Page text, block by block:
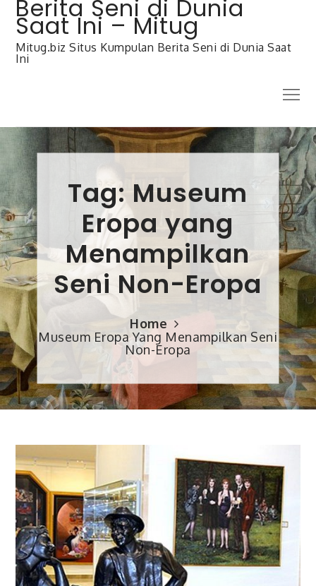
Skip
content
Berita Seni di Dunia
Saat Ini – Mitug
Mitug.biz Situs Kumpulan Berita Seni di Dunia Saat
Ini
Menu
Tag: Museum
Eropa yang
Menampilkan
Seni Non-Eropa
Home
Museum Eropa Yang Menampilkan Seni
Non-Eropa